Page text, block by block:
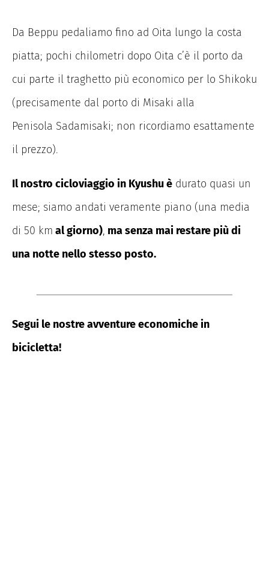
Da Beppu pedaliamo fino ad Oita lungo la costa
piatta; pochi chilometri dopo Oita c’è il porto da
cui parte il traghetto più economico per lo Shikoku
(precisamente dal porto di Misaki alla
Penisola Sadamisaki; non ricordiamo esattamente
il prezzo).
Il nostro cicloviaggio in Kyushu è durato quasi un
mese; siamo andati veramente piano (una media
di 50 km al giorno), ma senza mai restare più di
una notte nello stesso posto.
Segui le nostre avventure economiche in
bicicletta!